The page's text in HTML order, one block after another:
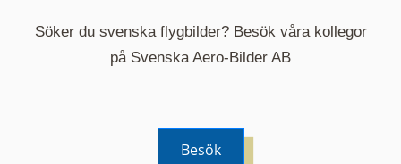
När du klickar på en serie så öppnas en ny flik.
Söker du svenska flygbilder? Besök våra kollegor
på Svenska Aero-Bilder AB
Besök